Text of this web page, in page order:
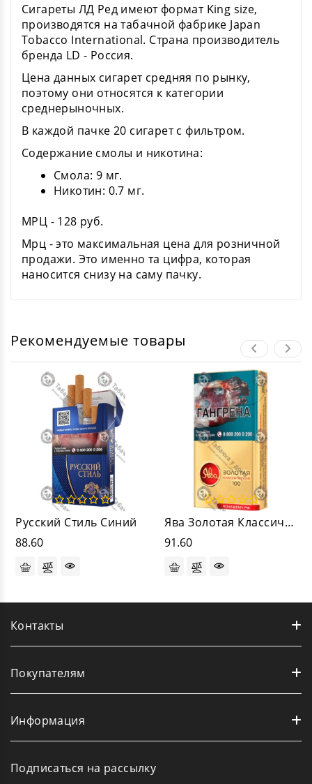
Сигареты ЛД Ред имеют формат King size,
производятся на табачной фабрике Japan
Tobacco International. Страна производитель
бренда LD - Россия.
Цена данных сигарет средняя по рынку,
поэтому они относятся к категории
среднерыночных.
В каждой пачке 20 сигарет с фильтром.
Содержание смолы и никотина:
Смола: 9 мг.
Никотин: 0.7 мг.
МРЦ - 128 руб.
Мрц - это максимальная цена для розничной
продажи. Это именно та цифра, которая
наносится снизу на саму пачку.
Рекомендуемые товары
Русский Стиль Синий
88.60
Ява Золотая Классическая 100
91.60
Контакты
Покупателям
Информация
Подписаться на рассылку